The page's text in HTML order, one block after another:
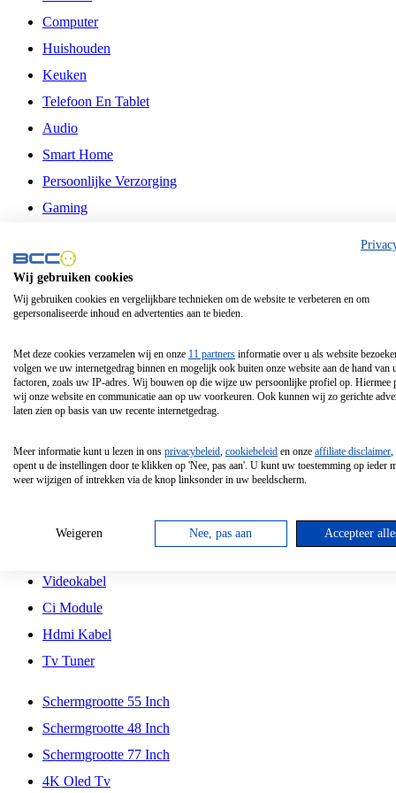
Computer
Huishouden
Keuken
Telefoon En Tablet
Audio
Smart Home
Persoonlijke Verzorging
Gaming
Philips
Schermgrootte 24 Inch
Schermgrootte 85 Inch
Schermgrootte 98 Inch
Tcl
Hd Led Tv
Antennekabel
Videokabel
Ci Module
Hdmi Kabel
Tv Tuner
Schermgrootte 55 Inch
Schermgrootte 48 Inch
Schermgrootte 77 Inch
4K Oled Tv
Wij gebruiken cookies
Wij gebruiken cookies en vergelijkbare technieken om de website te verbeteren en om
gepersonaliseerde inhoud en advertenties aan te bieden.
Met deze cookies verzamelen wij en onze 11 partners informatie over u als website
volgen we uw internetgedrag binnen en mogelijk ook buiten onze website aan de hand van
factoren, zoals uw IP-adres. Wij bouwen op die wijze uw persoonlijke profiel op. Hiermee
wij onze website en communicatie aan op uw voorkeuren. Ook kunnen wij zo gerichte
laten zien op basis van uw recente internetgedrag.
Meer informatie kunt u lezen in ons privacybeleid, cookiebeleid en onze affiliate disclaimer,
opent u de instellingen door te klikken op 'Nee, pas aan'. U kunt uw toestemming op ieder
weer wijzigen of intrekken via de knop linksonder in uw beeldscherm.
Weigeren Nee, pas aan Accepteer